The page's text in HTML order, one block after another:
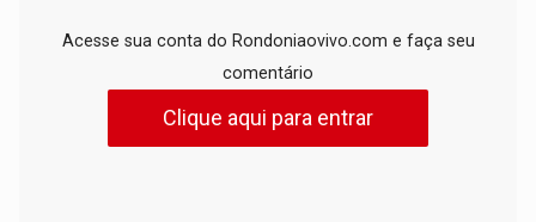
Acesse sua conta do Rondoniaovivo.com e faça seu
comentário
Clique aqui para entrar